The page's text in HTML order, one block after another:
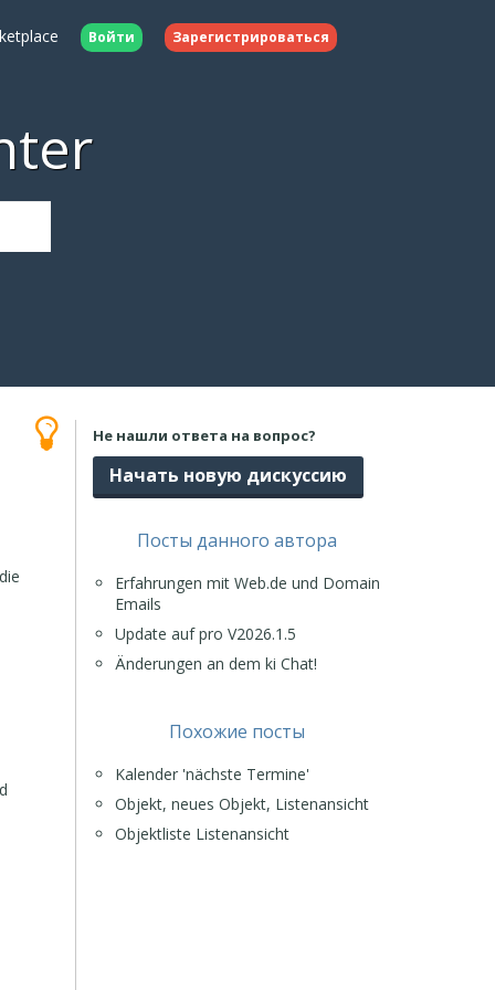
Войти Зарегистрироваться
Не нашли ответа на вопрос?
Начать новую дискуссию
Посты данного автора
Erfahrungen mit Web.de und Domain
Emails
Update auf pro V2026.1.5
Änderungen an dem ki Chat!
Похожие посты
Kalender 'nächste Termine'
Objekt, neues Objekt, Listenansicht
Objektliste Listenansicht